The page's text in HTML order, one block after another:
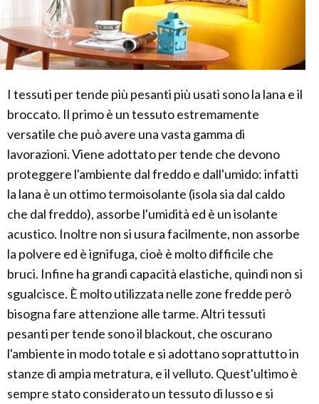
I tessuti per tende più pesanti più usati sono la lana e il
broccato. Il primo è un tessuto estremamente
versatile che può avere una vasta gamma di
lavorazioni. Viene adottato per tende che devono
proteggere l'ambiente dal freddo e dall'umido: infatti
la lana è un ottimo termoisolante (isola sia dal caldo
che dal freddo), assorbe l'umidità ed è un isolante
acustico. Inoltre non si usura facilmente, non assorbe
la polvere ed è ignifuga, cioè è molto difficile che
bruci. Infine ha grandi capacità elastiche, quindi non si
sgualcisce. È molto utilizzata nelle zone fredde però
bisogna fare attenzione alle tarme. Altri tessuti
pesanti per tende sono il blackout, che oscurano
l'ambiente in modo totale e si adottano soprattutto in
stanze di ampia metratura, e il velluto. Quest'ultimo è
sempre stato considerato un tessuto di lusso e si